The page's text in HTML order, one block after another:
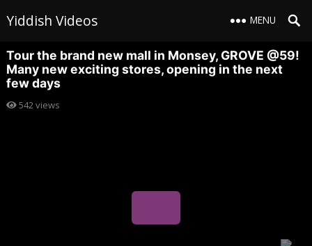
Yiddish Videos MENU
Tour the brand new mall in Monsey, GROVE @59!
Many new exciting stores, opening in the next
few days
542views